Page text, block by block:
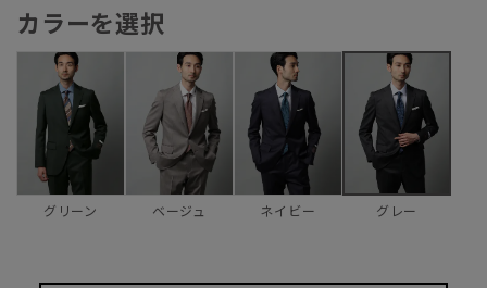
カラーを選択
グリーン ベージュ ネイビー グレー